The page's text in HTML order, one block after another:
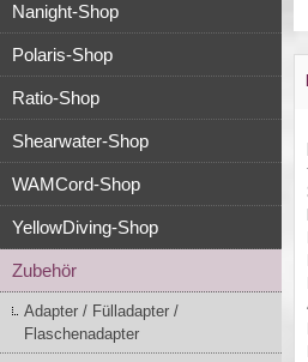
Nanight-Shop
Polaris-Shop
Ratio-Shop
Shearwater-Shop
WAMCord-Shop
YellowDiving-Shop
Zubehör
Adapter / Fülladapter /
Flaschenadapter